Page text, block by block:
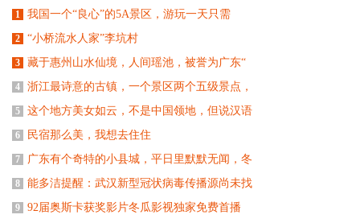
1 我国一个“良心”的5A景区，游玩一天只需
2 “小桥流水人家”李坑村
3 藏于惠州山水仙境，人间瑶池，被誉为广东“
4 浙江最诗意的古镇，一个景区两个五级景点，
5 这个地方美女如云，不是中国领地，但说汉语
6 民宿那么美，我想去住住
7 广东有个奇特的小县城，平日里默默无闻，冬
8 能多洁提醒：武汉新型冠状病毒传播源尚未找
9 92届奥斯卡获奖影片冬瓜影视独家免费首播